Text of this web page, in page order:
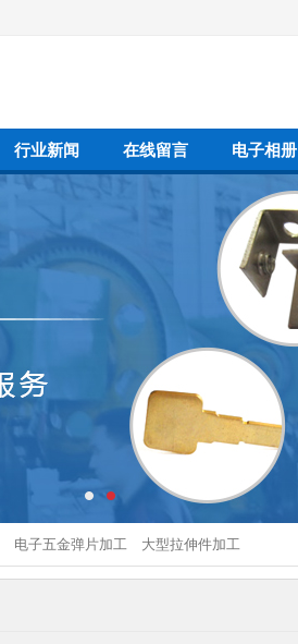
行业新闻 在线留言 电子相册
电子五金弹片加工 大型拉伸件加工